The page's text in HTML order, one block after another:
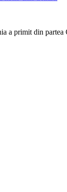
a primit din